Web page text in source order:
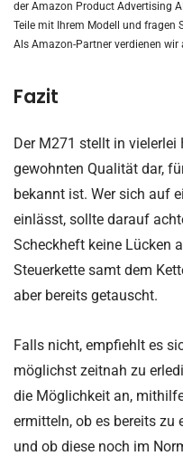
der Amazon Product Advertising
Teile mit Ihrem Modell und fragen
Als Amazon-Partner verdienen
Fazit
Der M271 stellt in vielerlei
gewohnten Qualität dar,
bekannt ist. Wer sich auf
einlässt, sollte darauf
Scheckheft keine Lücken
Steuerkette samt dem
aber bereits getauscht.
Falls nicht, empfiehlt es
möglichst zeitnah zu
die Möglichkeit an,
ermitteln, ob es bereits zu
und ob diese noch im